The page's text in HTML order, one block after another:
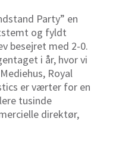
Party” en
og fyldt
besejret med 2-0.
i år, hvor vi
Royal
er værter for en
tusinde
direktør,